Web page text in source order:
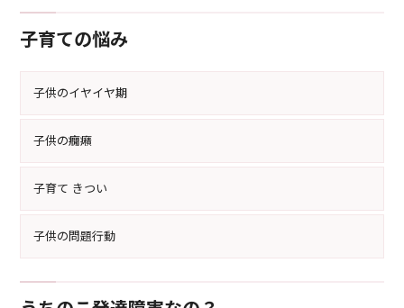
子育ての悩み
子供のイヤイヤ期
子供の癇癪
子育て きつい
子供の問題行動